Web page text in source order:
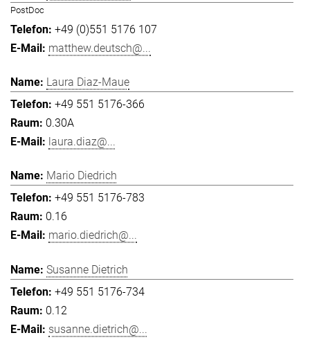
PostDoc
+49 (0)551 5176 107
matthew.deutsch@...
Laura Diaz-Maue
+49 551 5176-366
0.30A
laura.diaz@...
Mario Diedrich
+49 551 5176-783
0.16
mario.diedrich@...
Susanne Dietrich
+49 551 5176-734
0.12
susanne.dietrich@...